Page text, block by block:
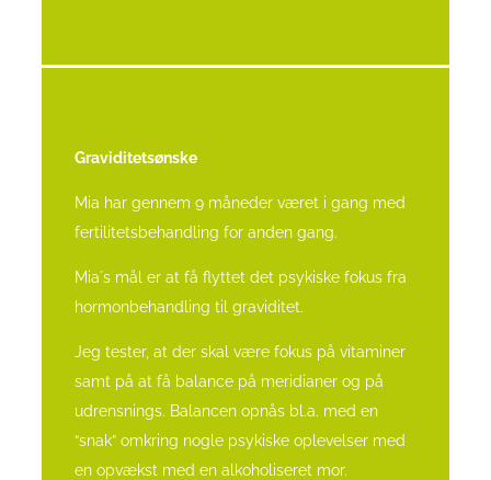
Graviditetsønske
Mia har gennem 9 måneder været i gang med
fertilitetsbehandling for anden gang.
Mia´s mål er at få flyttet det psykiske fokus fra
hormonbehandling til graviditet.
Jeg tester, at der skal være fokus på vitaminer
samt på at få balance på meridianer og på
udrensnings. Balancen opnås bl.a. med en
“snak” omkring nogle psykiske oplevelser med
en opvækst med en alkoholiseret mor.